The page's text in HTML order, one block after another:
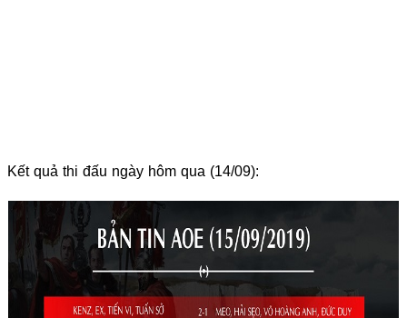
Kết quả thi đấu ngày hôm qua (14/09):